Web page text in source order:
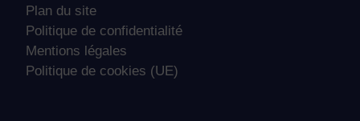
Plan du site
Politique de confidentialité
Mentions légales
Politique de cookies (UE)